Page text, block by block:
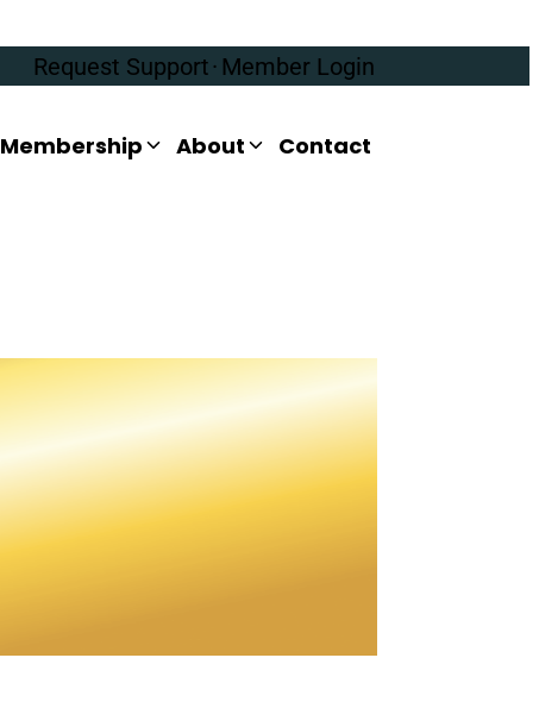
Request Support · Member Login
Membership About Contact